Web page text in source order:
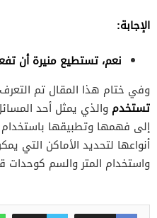
الإجابة:
نعم، تستطيع منيرة أن
وفي ختام هذا المقال تم
تستخدم والذي يمثل أحد
إلى فهمها وتطبيقها
أنواعها لتحديد الأماكن التي
واستخدام المتر والسم